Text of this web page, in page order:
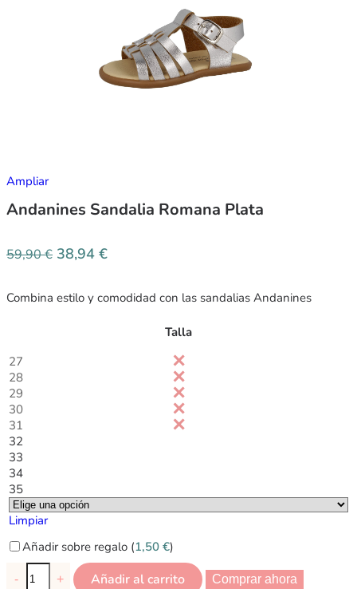
Ampliar
Andanines Sandalia Romana Plata
59,90€ 38,94 €
Combina estilo y comodidad con las sandalias Andanines
Talla
27
28
29
30
31
32
33
34
35
Limpiar
Añadir sobre regalo (1,50 €)
- + Añadir al carrito Comprar ahora